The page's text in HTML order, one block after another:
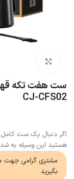
CJ-CFS02
اگر دنبال یک ست کامل
هستید این وسیله به
مشتری گرامی جهت
بگیرید